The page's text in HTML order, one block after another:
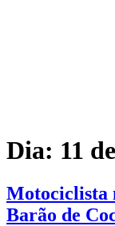
Dia: 11
Motociclista
Barão de